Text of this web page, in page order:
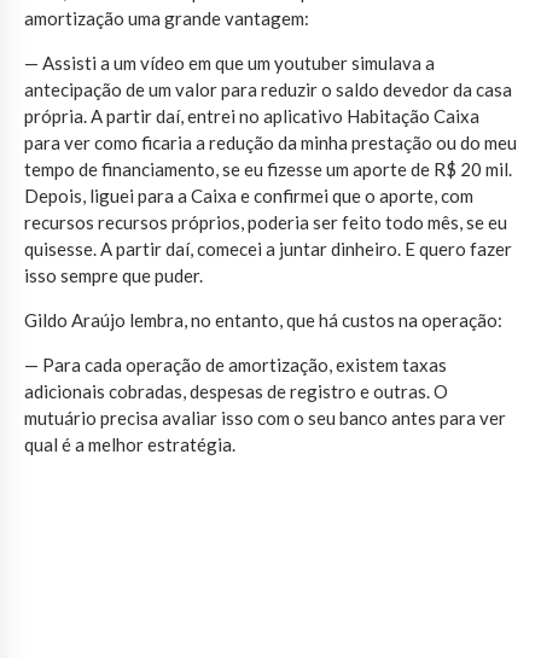
amortização uma grande vantagem:
— Assisti a um vídeo em que um youtuber simulava a
antecipação de um valor para reduzir o saldo devedor da casa
própria. A partir daí, entrei no aplicativo Habitação Caixa
para ver como ficaria a redução da minha prestação ou do meu
tempo de financiamento, se eu fizesse um aporte de R$ 20 mil.
Depois, liguei para a Caixa e confirmei que o aporte, com
recursos recursos próprios, poderia ser feito todo mês, se eu
quisesse. A partir daí, comecei a juntar dinheiro. E quero fazer
isso sempre que puder.
Gildo Araújo lembra, no entanto, que há custos na operação:
— Para cada operação de amortização, existem taxas
adicionais cobradas, despesas de registro e outras. O
mutuário precisa avaliar isso com o seu banco antes para ver
qual é a melhor estratégia.